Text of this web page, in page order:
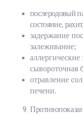
послеродовый
состояние,
задержание
залеживание;
сывороточная
отравление
печени.